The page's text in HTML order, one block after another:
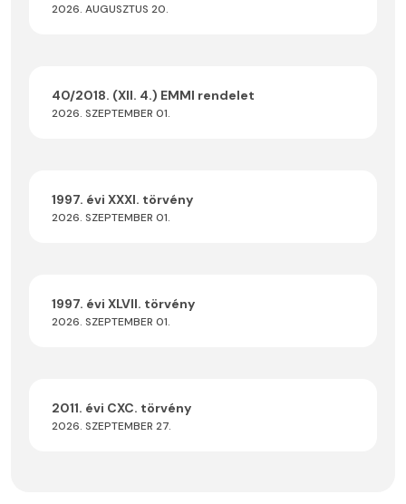
2026. AUGUSZTUS 20.
40/2018. (XII. 4.) EMMI rendelet
2026. SZEPTEMBER 01.
1997. évi XXXI. törvény
2026. SZEPTEMBER 01.
1997. évi XLVII. törvény
2026. SZEPTEMBER 01.
2011. évi CXC. törvény
2026. SZEPTEMBER 27.